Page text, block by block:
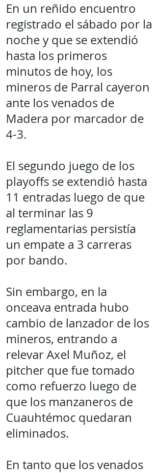
En un reñido encuentro
registrado el sábado por la
noche y que se extendió
hasta los primeros
minutos de hoy, los
mineros de Parral cayeron
ante los venados de
Madera por marcador de
4-3.
El segundo juego de los
playoffs se extendió hasta
11 entradas luego de que
al terminar las 9
reglamentarias persistía
un empate a 3 carreras
por bando.
Sin embargo, en la
onceava entrada hubo
cambio de lanzador de los
mineros, entrando a
relevar Axel Muñoz, el
pitcher que fue tomado
como refuerzo luego de
que los manzaneros de
Cuauhtémoc quedaran
eliminados.
En tanto que los venados